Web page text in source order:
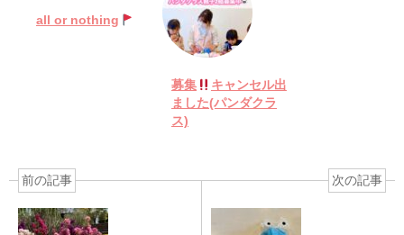
all or nothing
募集
キャンセル出
ました(パンダクラ
ス)
前の記事 次の記事